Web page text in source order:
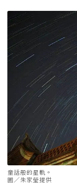
童話般的星軌。
圖／朱家瑩提供